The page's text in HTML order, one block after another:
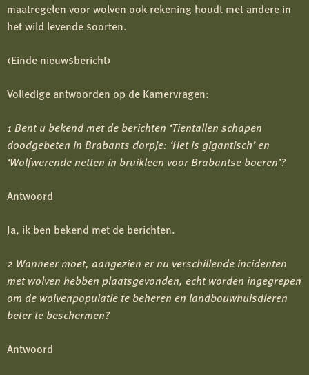
maatregelen voor wolven ook rekening houdt met andere in
het wild levende soorten.
<Einde nieuwsbericht>
Volledige antwoorden op de Kamervragen:
1 Bent u bekend met de berichten ‘Tientallen schapen
doodgebeten in Brabants dorpje: ‘Het is gigantisch’ en
‘Wolfwerende netten in bruikleen voor Brabantse boeren’?
Antwoord
Ja, ik ben bekend met de berichten.
2 Wanneer moet, aangezien er nu verschillende incidenten
met wolven hebben plaatsgevonden, echt worden ingegrepen
om de wolvenpopulatie te beheren en landbouwhuisdieren
beter te beschermen?
Antwoord